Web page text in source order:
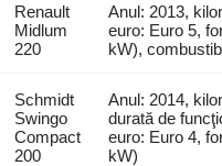
Renault
Midlum
220
Anul: 2013,
euro: Euro 5,
kW),
Schmidt
Swingo
Compact
200
Anul: 2014,
durată de
euro: Euro 4,
kW)